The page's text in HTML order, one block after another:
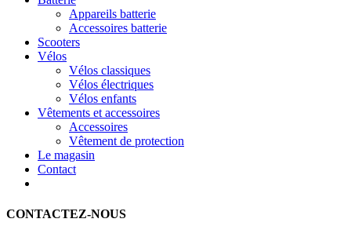
Appareils batterie
Accessoires batterie
Scooters
Vélos
Vélos classiques
Vélos électriques
Vélos enfants
Vêtements et accessoires
Accessoires
Vêtement de protection
Le magasin
Contact
CONTACTEZ-NOUS